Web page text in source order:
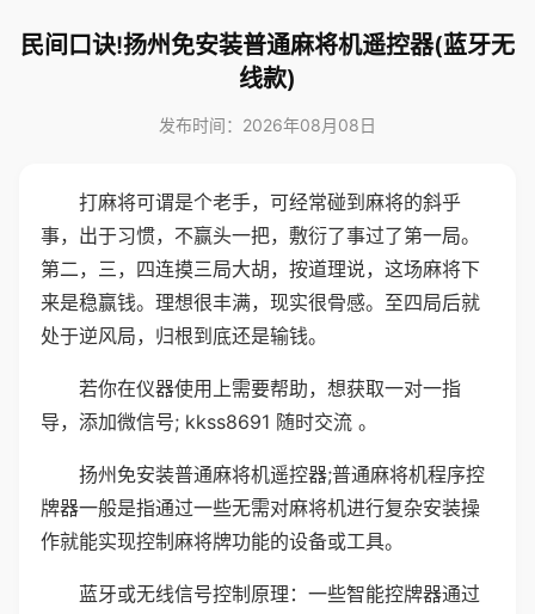
民间口诀!扬州免安装普通麻将机遥控器(蓝牙无
线款)
发布时间：2026年08月08日
打麻将可谓是个老手，可经常碰到麻将的斜乎
事，出于习惯，不赢头一把，敷衍了事过了第一局。
第二，三，四连摸三局大胡，按道理说，这场麻将下
来是稳赢钱。理想很丰满，现实很骨感。至四局后就
处于逆风局，归根到底还是输钱。
若你在仪器使用上需要帮助，想获取一对一指
导，添加微信号; kkss8691 随时交流 。
扬州免安装普通麻将机遥控器;普通麻将机程序控
牌器一般是指通过一些无需对麻将机进行复杂安装操
作就能实现控制麻将牌功能的设备或工具。
蓝牙或无线信号控制原理：一些智能控牌器通过